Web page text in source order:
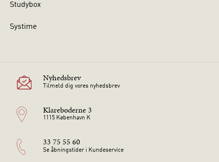
Studybox
Systime
Nyhedsbrev
Tilmeld dig vores nyhedsbrev
Klareboderne 3
1115 København K
33 75 55 60
Se åbningstider i Kundeservice